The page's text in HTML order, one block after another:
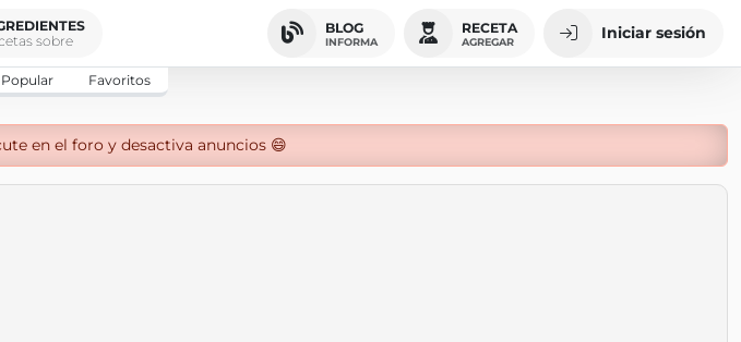
sobre
BLOG
INFORMA
RECETA
AGREGAR Iniciar sesión
Popular Favoritos
en el foro y desactiva anuncios 😄